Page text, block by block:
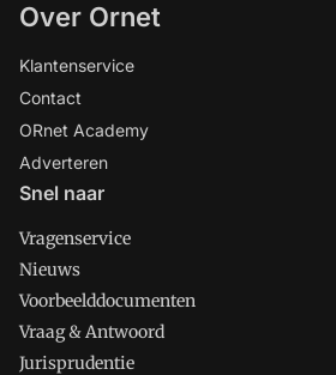
Over Ornet
Klantenservice
Contact
ORnet Academy
Adverteren
Snel naar
Vragenservice
Nieuws
Voorbeelddocumenten
Vraag & Antwoord
Jurisprudentie